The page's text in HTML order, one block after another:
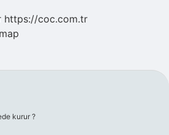
https://coc.com.tr
kurur ?